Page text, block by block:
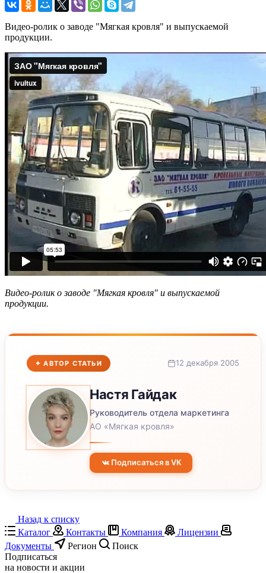
Видео-ролик о заводе "Мягкая кровля" и выпускаемой
продукции.
Видео-ролик о заводе "Мягкая кровля" и выпускаемой
продукции.
✦ АВТОР СТАТЬИ 12 декабря 2005
Настя Гайдак
Руководитель отдела маркетинга
АО «Мягкая кровля»
Подписаться в VK
Назад к списку
Каталог
Контакты Компания
Лицензии
Документы
Регион
Поиск
Подписаться
на новости и акции